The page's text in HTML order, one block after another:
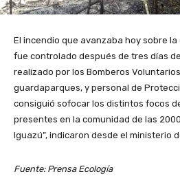
El incendio que avanzaba hoy sobre
fue controlado después de tres días
realizado por los Bomberos
guardaparques, y personal de
consiguió sofocar los distintos focos
presentes en la comunidad de las
Iguazú”, indicaron desde el ministerio
Fuente: Prensa Ecología